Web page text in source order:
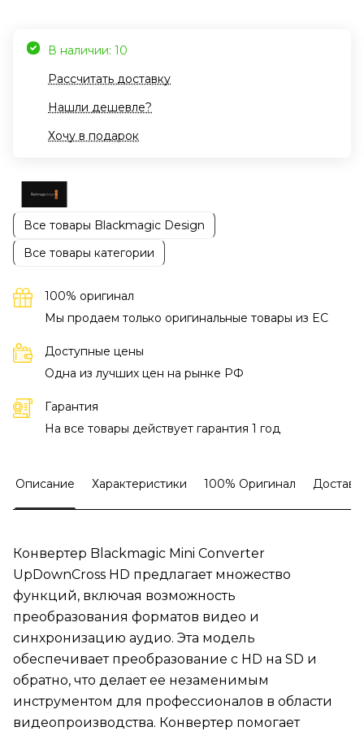
В наличии: 10
Рассчитать доставку
Нашли дешевле?
Хочу в подарок
Все товары Blackmagic Design
Все товары категории
100% оригинал
Мы продаем только оригинальные товары из EC
Доступные цены
Одна из лучших цен на рынке РФ
Гарантия
На все товары действует гарантия 1 год
Описание Характеристики 100% Оригинал
Конвертер Blackmagic Mini Converter
UpDownCross HD предлагает множество
функций, включая возможность
преобразования форматов видео и
синхронизацию аудио. Эта модель
обеспечивает преобразование с HD на SD и
обратно, что делает ее незаменимым
инструментом для профессионалов в области
видеопроизводства. Конвертер помогает